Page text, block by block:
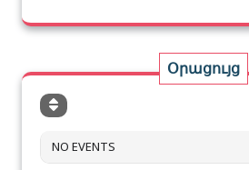
Օրացույց
NO EVENTS